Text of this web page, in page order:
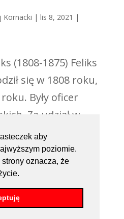
aby
poziomie.
oznacza, że
Kornacki | lis 8, 2021 |
(1808-1875) Feliks
się w 1808 roku,
Były oficer
Za udział w
został
musiał wyjechał
Po